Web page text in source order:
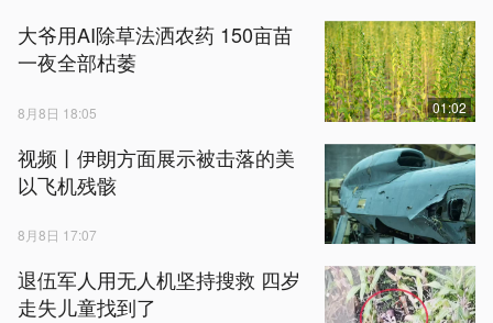
大爷用AI除草法洒农药 150亩苗
一夜全部枯萎
8月8日 18:05 01:02
视频丨伊朗方面展示被击落的美
以飞机残骸
8月8日 17:07
退伍军人用无人机坚持搜救 四岁
走失儿童找到了